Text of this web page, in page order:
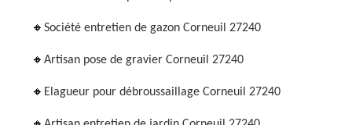
Société entretien de gazon Corneuil 27240
Artisan pose de gravier Corneuil 27240
Elagueur pour débroussaillage Corneuil 27240